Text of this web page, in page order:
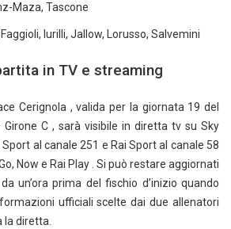
Maza, Tascone
Iurilli, Jallow, Lorusso, Salvemini
in TV e streaming
Cerignola , valida per la giornata 19 del
C , sarà visibile in diretta tv su Sky
al canale 251 e Rai Sport al canale 58
Now e Rai Play . Si può restare aggiornati
un’ora prima del fischio d’inizio quando
ufficiali scelte dai due allenatori
la diretta.